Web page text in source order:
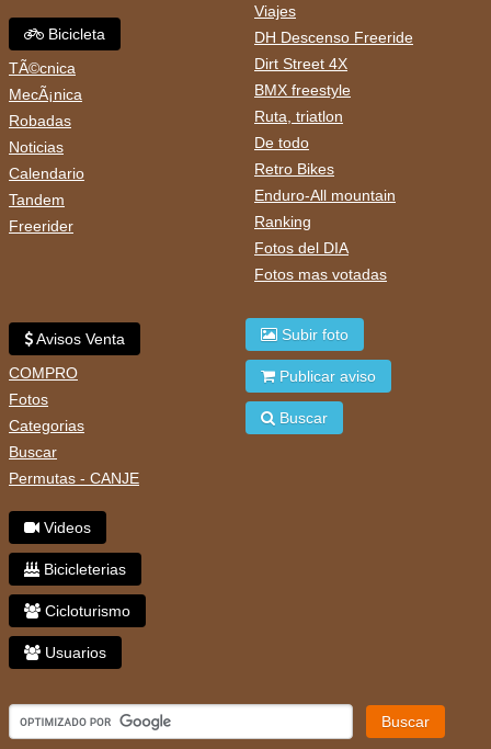
Bicicleta
TÃ©cnica
MecÃ¡nica
Robadas
Noticias
Calendario
Tandem
Freerider
Viajes
DH Descenso Freeride
Dirt Street 4X
BMX freestyle
Ruta, triatlon
De todo
Retro Bikes
Enduro-All mountain
Ranking
Fotos del DIA
Fotos mas votadas
Avisos Venta
COMPRO
Fotos
Categorias
Buscar
Permutas - CANJE
Videos
Bicicleterias
Cicloturismo
Usuarios
Subir foto
Publicar aviso
Buscar
Buscar